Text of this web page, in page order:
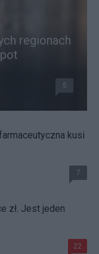
regionach
5
kusi
7
zł. Jest jeden
22